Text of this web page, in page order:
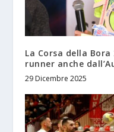
La Corsa della
runner anche
29 Dicembre 2025